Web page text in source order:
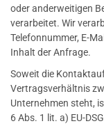
oder anderweitigen
verarbeitet. Wir
Telefonnummer, E-
Inhalt der Anfrage.
Soweit die
Vertragsverhältnis
Unternehmen steht,
6 Abs. 1 lit. a) EU-